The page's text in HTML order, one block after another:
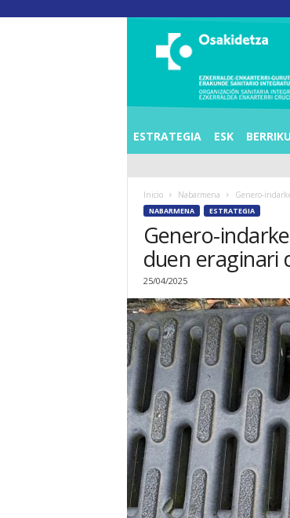
A
A
R
T
E
R
I
C
R
C
E
S
ESTRATEGIA ESK
Inicio Nabarmena Genero-
NABARMENA ESTRATEGIA
Genero-
duen eraginari
25/04/2025